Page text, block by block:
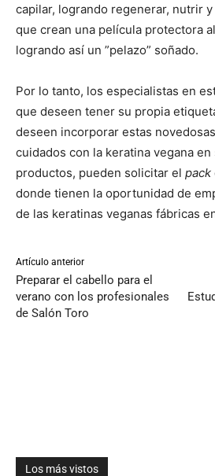
capilar, logrando regenerar, nutrir y
que crean una película protectora
logrando así un ”pelazo” soñado.
Por lo tanto, los especialistas en
que deseen tener su propia
deseen incorporar estas
cuidados con la keratina vegana en
productos, pueden solicitar el pack
donde tienen la oportunidad de
de las keratinas veganas fábricas
Artículo anterior
Preparar el cabello para el
verano con los profesionales
de Salón Toro
Los más vistos